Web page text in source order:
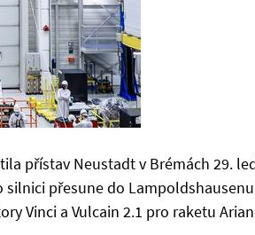
přístav Neustadt v Brémách 29.
přesune do
Vinci a Vulcain 2.1 pro raketu